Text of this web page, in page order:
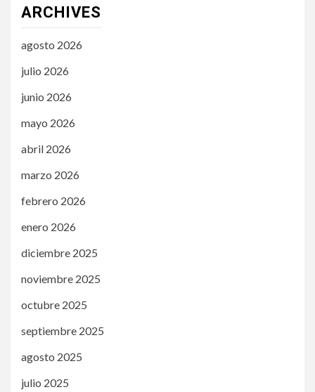
ARCHIVES
agosto 2026
julio 2026
junio 2026
mayo 2026
abril 2026
marzo 2026
febrero 2026
enero 2026
diciembre 2025
noviembre 2025
octubre 2025
septiembre 2025
agosto 2025
julio 2025